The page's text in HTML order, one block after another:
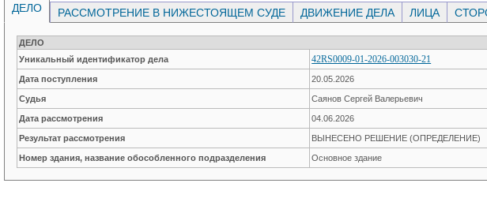
ДЕЛО РАССМОТРЕНИЕ В НИЖЕСТОЯЩЕМ СУДЕ ДВИЖЕНИЕ ДЕЛА ЛИЦА
ДЕЛО
Уникальный идентификатор дела
42RS0009-01-2026-003030-21
Дата поступления 20.05.2026
Судья Саянов Сергей Валерьевич
Дата рассмотрения 04.06.2026
Результат рассмотрения ВЫНЕСЕНО РЕШЕНИЕ (ОПРЕДЕЛЕНИЕ)
Номер здания, название обособленного подразделения Основное здание